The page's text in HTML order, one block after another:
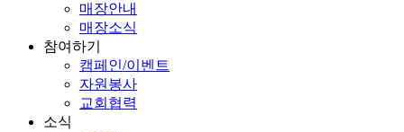
매장안내
매장소식
참여하기
캠페인/이벤트
자원봉사
교회협력
소식